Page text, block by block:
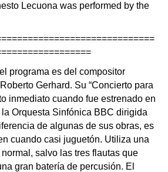
Lecuona was performed by the
programa es del compositor
Gerhard. Su “Concierto para
inmediato cuando fue estrenado en
Orquesta Sinfónica BBC dirigida
de algunas de sus obras, es
cuando casi juguetón. Utiliza una
salvo las tres flautas que
gran batería de percusión. El